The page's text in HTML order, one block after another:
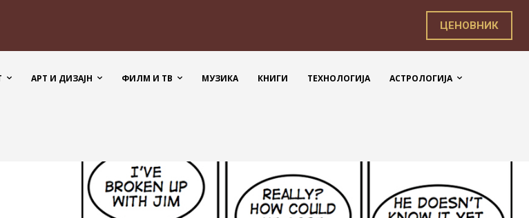
ЦЕНОВНИК
АРТ И ДИЗАЈН ФИЛМ И ТВ МУЗИКА КНИГИ ТЕХНОЛОГИЈА АСТРОЛОГИЈА